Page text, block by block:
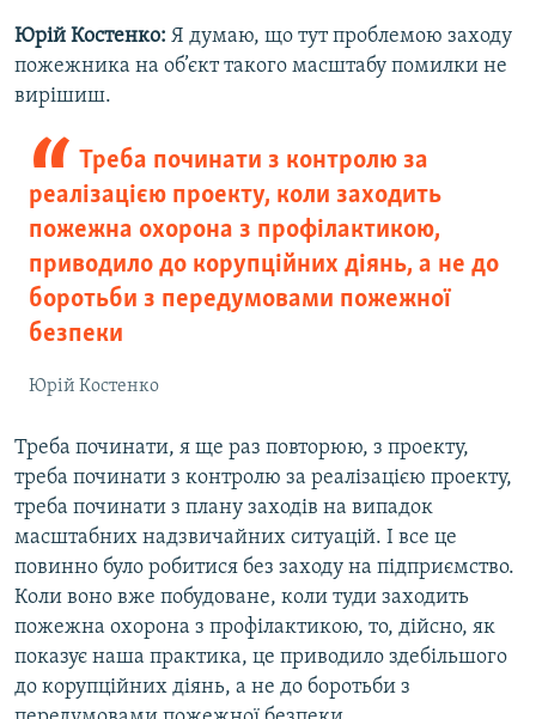
Юрій Костенко: Я думаю, що тут проблемою заходу
пожежника на об’єкт такого масштабу помилки не
вирішиш.
Треба починати з контролю за
реалізацією проекту, коли заходить
пожежна охорона з профілактикою,
приводило до корупційних діянь, а не до
боротьби з передумовами пожежної
безпеки
Юрій Костенко
Треба починати, я ще раз повторюю, з проекту,
треба починати з контролю за реалізацією проекту,
треба починати з плану заходів на випадок
масштабних надзвичайних ситуацій. І все це
повинно було робитися без заходу на підприємство.
Коли воно вже побудоване, коли туди заходить
пожежна охорона з профілактикою, то, дійсно, як
показує наша практика, це приводило здебільшого
до корупційних діянь, а не до боротьби з